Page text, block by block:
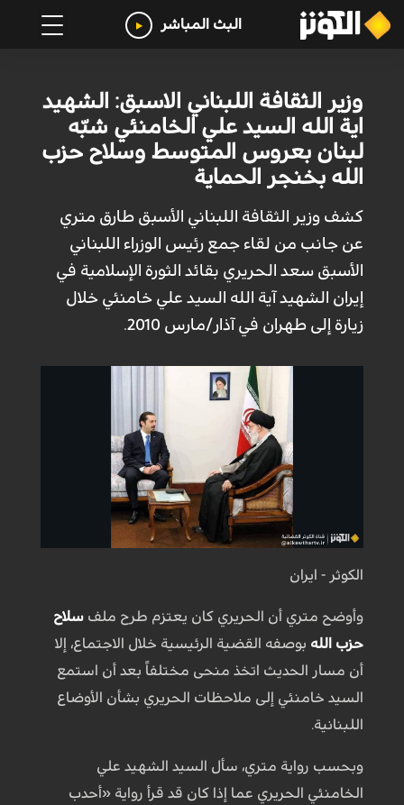
البث المباشر
وزير الثقافة اللبناني الاسبق: الشهيد
اية الله السيد علي الخامنئي شبّه
لبنان بعروس المتوسط وسلاح حزب
الله بخنجر الحماية
كشف وزير الثقافة اللبناني الأسبق طارق متري
عن جانب من لقاء جمع رئيس الوزراء اللبناني
الأسبق سعد الحريري بقائد الثورة الإسلامية في
إيران الشهيد آية الله السيد علي خامنئي خلال
زيارة إلى طهران في آذار/مارس 2010.
الكوثر - ايران
وأوضح متري أن الحريري كان يعتزم طرح ملف سلاح
حزب الله بوصفه القضية الرئيسية خلال الاجتماع، إلا
أن مسار الحديث اتخذ منحى مختلفاً بعد أن استمع
السيد خامنئي إلى ملاحظات الحريري بشأن الأوضاع
اللبنانية.
وبحسب رواية متري، سأل السيد الشهيد علي
الخامنئي الحريري عما إذا كان قد قرأ رواية «أحدب